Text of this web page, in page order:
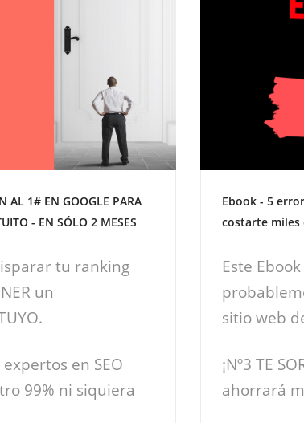
AL 1# EN GOOGLE PARA
- EN SÓLO 2 MESES
tu ranking
un
en SEO
99% ni siquiera
Ebook - 5
costarte miles
Este
sitio web
¡Nº3 TE
ahorrará